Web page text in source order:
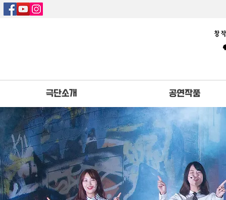
극단소개 공연작품